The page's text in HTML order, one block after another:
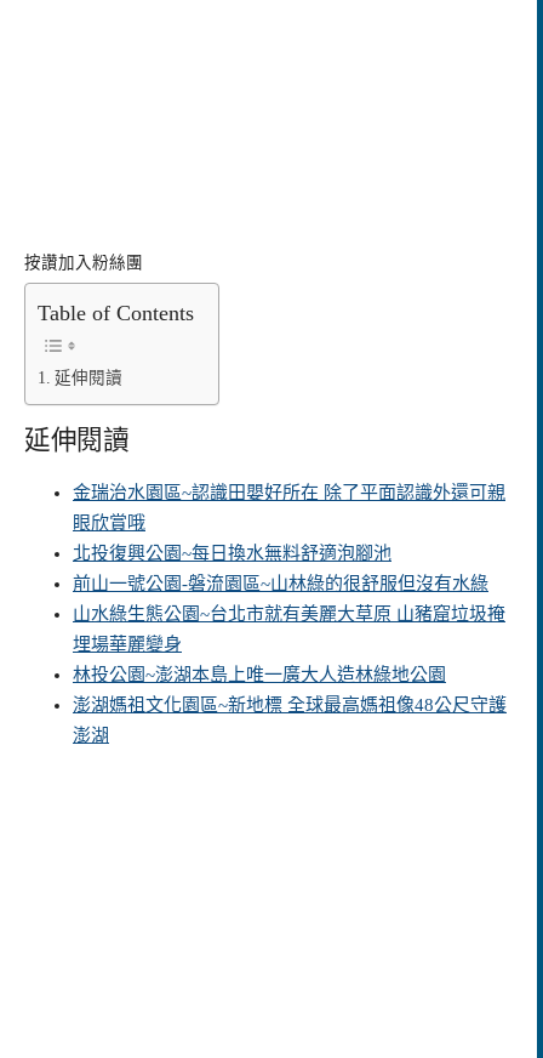
按讚加入粉絲團
Table of Contents
延伸閱讀
延伸閱讀
金瑞治水園區~認識田嬰好所在 除了平面認識外還可親
眼欣賞哦
北投復興公園~每日換水無料舒適泡腳池
前山一號公園-磐流園區~山林綠的很舒服但沒有水綠
山水綠生態公園~台北市就有美麗大草原 山豬窟垃圾掩
埋場華麗變身
林投公園~澎湖本島上唯一廣大人造林綠地公園
澎湖媽祖文化園區~新地標 全球最高媽祖像48公尺守護
澎湖